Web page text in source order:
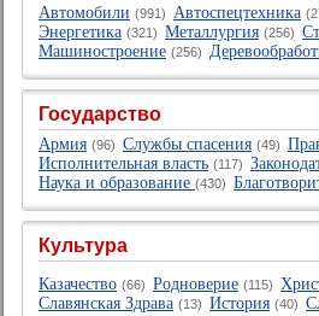
Автомобили (991) Автоспецтехника
Энергетика (321) Металлургия (256)
Машиностроение (256)
Государство
Армия (96) Службы спасения (49)
Исполнительная власть (117)
Наука и образование (430)
Культура
Казачество (66) Родноверие (115)
Славянская Здрава (13) История (40)